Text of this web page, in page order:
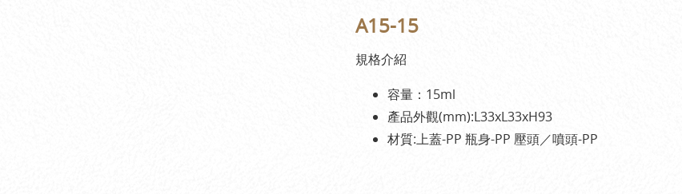
A15-15
規格介紹
容量：15ml
產品外觀(mm):L33xL33xH93
材質:上蓋-PP 瓶身-PP 壓頭／噴頭-PP